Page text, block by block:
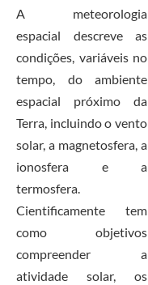
A meteorologia
espacial descreve as
condições, variáveis no
tempo, do ambiente
espacial próximo da
Terra, incluindo o vento
solar, a magnetosfera, a
ionosfera e a
termosfera.
Cientificamente tem
como objetivos
compreender a
atividade solar, os